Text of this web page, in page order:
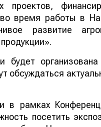
проектов,
время работы в
развитие
будет
обсуждаться
в рамках
посетить